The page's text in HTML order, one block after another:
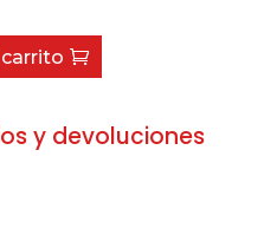
y devoluciones